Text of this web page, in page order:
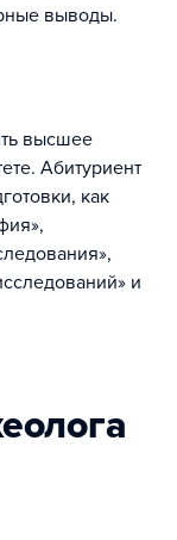
выводы.
высшее
Абитуриент
как
и